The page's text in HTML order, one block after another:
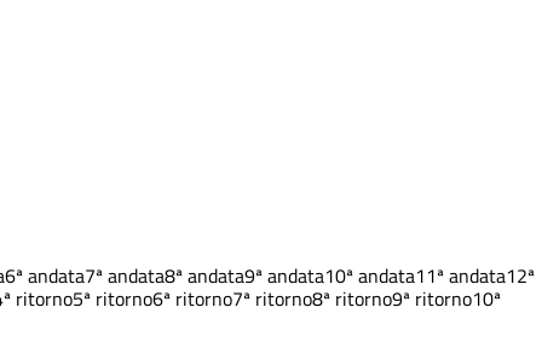
6ª andata7ª andata8ª andata9ª andata10ª andata11ª andata12ª
ritorno5ª ritorno6ª ritorno7ª ritorno8ª ritorno9ª ritorno10ª